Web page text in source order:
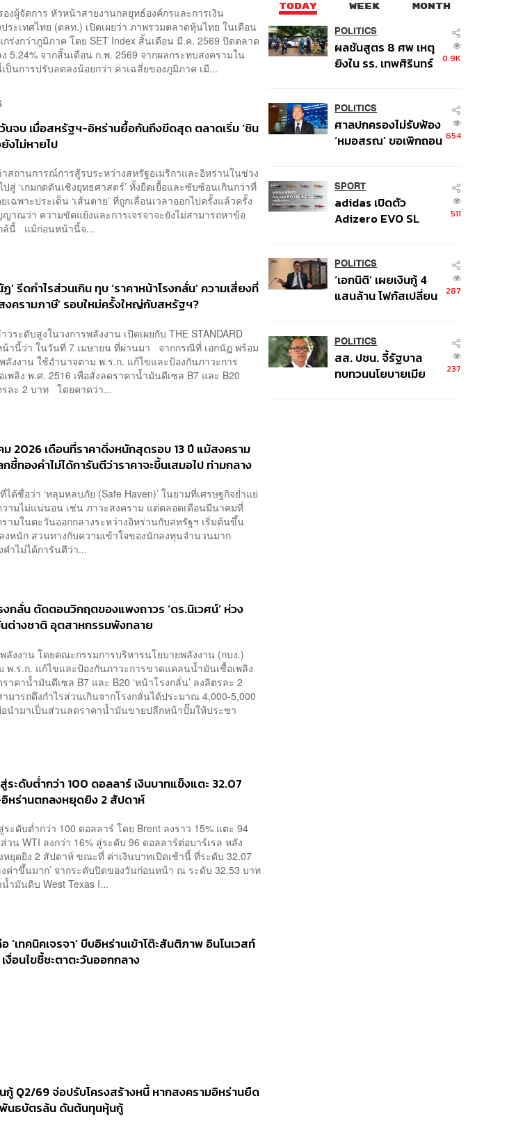
งผู้จัดการ หัวหน้าสายงานกลยุทธ์องค์กรและการเงิน
ระเทศไทย (ตลท.) เปิดเผยว่า ภาพรวมตลาดหุ้นไทย ในเดือน
ร่งกว่าภูมิภาค โดย SET Index สิ้นเดือน มี.ค. 2569 ปิดตลาด
5.24% จากสิ้นเดือน ก.พ. 2569 จากผลกระทบสงครามใน
ป็นการปรับลดลงน้อยกว่า ค่าเฉลี่ยของภูมิภาค เมื...
นจบ เมื่อสหรัฐฯ-อิหร่านยื้อกันถึงขีดสุด ตลาดเริ่ม ‘ชิน
งไม่หายไป
าสถานการณ์การสู้รบระหว่างสหรัฐอเมริกาและอิหร่านในช่วง
สู่ ‘เกมกดดันเชิงยุทธศาสตร์’ ทั้งยืดเยื้อและซับซ้อนเกินกว่าที่
ฉพาะประเด็น ‘เส้นตาย’ ที่ถูกเลื่อนเวลาออกไปครั้งแล้วครั้ง
าณว่า ความขัดแย้งและการเจรจาจะยังไม่สามารถหาข้อ
ล้นี้ แม้ก่อนหน้านี้จ...
ฏ’ รีดกำไรส่วนเกิน ทุบ ‘ราคาหน้าโรงกลั่น’ ความเสี่ยงที่
งครามภาษี’ รอบใหม่ครั้งใหญ่กับสหรัฐฯ?
วระดับสูงในวงการพลังงาน เปิดเผยกับ THE STANDARD
น้านี้ว่า ในวันที่ 7 เมษายน ที่ผ่านมา จากกรณีที่ เอกนัฏ พร้อม
ลังงาน ใช้อำนาจตาม พ.ร.ก. แก้ไขและป้องกันภาวะการ
พลิง พ.ศ. 2516 เพื่อสั่งลดราคาน้ำมันดีเซล B7 และ B20
รละ 2 บาท โดยคาดว่า...
ม 2026 เดือนที่ราคาดิ่งหนักสุดรอบ 13 ปี แม้สงคราม
ชี้ทองคำไม่ได้การันตีว่าราคาจะขึ้นเสมอไป ท่ามกลาง
ด้ชื่อว่า ‘หลุมหลบภัย (Safe Haven)’ ในยามที่เศรษฐกิจย่ำแย่
วามไม่แน่นอน เช่น ภาวะสงคราม แต่ตลอดเดือนมีนาคมที่
ามในตะวันออกกลางระหว่างอิหร่านกับสหรัฐฯ เริ่มต้นขึ้น
งหนัก สวนทางกับความเข้าใจของนักลงทุนจำนวนมาก
ำไม่ได้การันตีว่า...
งกลั่น ตัดตอนวิกฤตของแพงถาวร ‘ดร.นิเวศน์’ ห่วง
ต่างชาติ อุตสาหกรรมพังทลาย
ลังงาน โดยคณะกรรมการบริหารนโยบายพลังงาน (กบง.)
พ.ร.ก. แก้ไขและป้องกันภาวะการขาดแคลนน้ำมันเชื้อเพลิง
าคาน้ำมันดีเซล B7 และ B20 ‘หน้าโรงกลั่น’ ลงลิตรละ 2
มารถดึงกำไรส่วนเกินจากโรงกลั่นได้ประมาณ 4,000-5,000
อนำมาเป็นส่วนลดราคาน้ำมันขายปลีกหน้าปั๊มให้ประชา
ระดับต่ำกว่า 100 ดอลลาร์ เงินบาทแข็งแตะ 32.07
หร่านตกลงหยุดยิง 2 สัปดาห์
ะดับต่ำกว่า 100 ดอลลาร์ โดย Brent ลงราว 15% แตะ 94
วน WTI ลงกว่า 16% สู่ระดับ 96 ดอลลาร์ต่อบาร์เรล หลัง
ยุดยิง 2 สัปดาห์ ขณะที่ ค่าเงินบาทเปิดเช้านี้ ที่ระดับ 32.07
ค่าขึ้นมาก’ จากระดับปิดของวันก่อนหน้า ณ ระดับ 32.53 บาท
มันดิบ West Texas I...
เทคนิคเจรจา’ บีบอิหร่านเข้าโต๊ะสันติภาพ อินโนเวสท์
งื่อนไขชี้ชะตาตะวันออกกลาง
กู้ Q2/69 จ่อปรับโครงสร้างหนี้ หากสงครามอิหร่านยืด
นธบัตรล้น ดันต้นทุนหุ้นกู้
TODAY WEEK MONTH
POLITICS
ผลชันสูตร 8 ศพ เหตุ
ยิงใน รร. เทพศิรินทร์
หน้าอก’ ครูถูกยิง 4 นัด
จากระยะไกล
0.9K
POLITICS
ศาลปกครองไม่รับฟ้อง
‘หมอสรณ’ ขอเพิกถอน
หาย
654
SPORT
adidas เปิดตัว
Adizero EVO SL
Football
511
POLITICS
‘เอกนิติ’ เผยเงินกู้ 4
แสนล้าน โฟกัสเปลี่ยน
รอประเมินความเหมาะ
สม
287
POLITICS
สส. ปชน. จี้รัฐบาล
ทบทวนนโยบายเมีย
237